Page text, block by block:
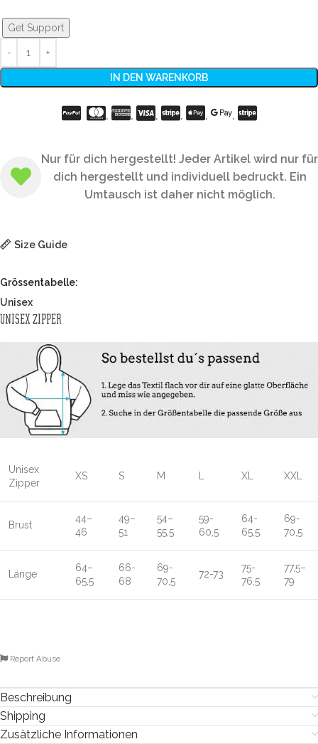
IN DEN WARENKORB
Get Support
. .
Nur für dich hergestellt! Jeder Artikel wird nur für
dich hergestellt und individuell bedruckt. Ein
Umtausch ist daher nicht möglich.
Size Guide
Grössentabelle:
Unisex
UNISEX ZIPPER
Unisex
Zipper
XS S M XL XXL
Brust
44–
46
49–
51
54–
55,5
59-
60,5
64-
65,5
69-
70,5
Länge
64–
65,5
66-
68
69-
70,5
72-73
75-
76,5
77,5–
79
Report Abuse
Beschreibung
Shipping
Zusätzliche Informationen